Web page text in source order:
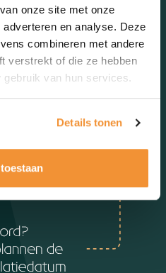
onze site met onze
en analyse. Deze
combineren met andere
verstrekt of die ze hebben
van hun services.
Details tonen